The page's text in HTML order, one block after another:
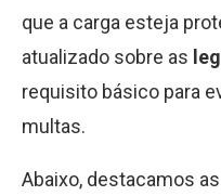
que a carga esteja
atualizado sobre as
requisito básico para
multas.
Abaixo, destacamos